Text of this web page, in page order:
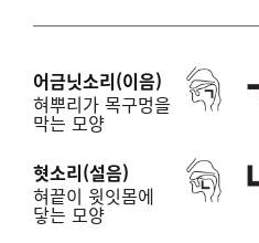
어금닛소리(이음)
혀뿌리가 목구멍을
막는 모양
혓소리(설음)
혀끝이 윗잇몸에
닿는 모양